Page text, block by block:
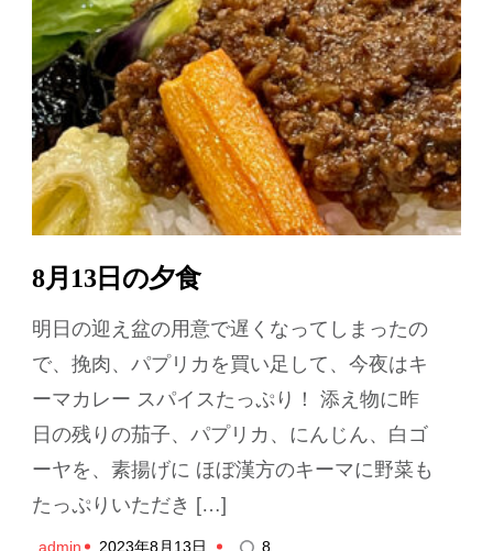
8月13日の夕食
明日の迎え盆の用意で遅くなってしまったの
で、挽肉、パプリカを買い足して、今夜はキ
ーマカレー スパイスたっぷり！ 添え物に昨
日の残りの茄子、パプリカ、にんじん、白ゴ
ーヤを、素揚げに ほぼ漢方のキーマに野菜も
たっぷりいただき […]
admin 2023年8月13日 8